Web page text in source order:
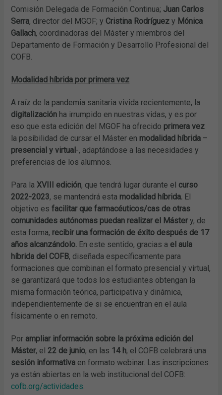
Comisión Delegada de Formación Continua; Juan Carlos
Serra, director del MGOF; y Cristina Rodríguez y Mónica
Gallach, coordinadoras del Máster y miembros del
Departamento de Formación y Desarrollo Profesional del
COFB.
Modalidad híbrida por primera vez
A raíz de la pandemia sanitaria vivida recientemente, la
digitalización ha irrumpido en nuestras vidas, y es por
eso que esta edición del MGOF ha ofrecido primera vez
la posibilidad de cursar el Máster en modalidad híbrida –
presencial y virtual -, adaptándose a las necesidades y
preferencias de los alumnos.
Para laXVIII edición, que tendrá lugar durante el curso
2022-2023, se mantendrá esta modalidad híbrida. El
objetivo esfacilitar que farmacéuticos/cas de otras
comunidades autónomas puedan realizar el Mástery, de
esta forma, recibir una formación de éxito después de 17
años alcanzándolo. En este sentido, gracias a el aula
híbrida del COFB, diseñada específicamente para
formaciones que combinan el formato presencial y virtual,
se garantizará que todos los estudiantes obtengan la
misma formación teórica, participativa y dinámica,
independientemente de si se encuentran en el aula
físicamente o en remoto.
Por ampliar información sobre la próxima edición del
Máster, el 22 de junio, en las 14 h, el COFB celebrará una
sesión informativa en formato webinar. Las inscripciones
ya están abiertas en la web institucional del COFB:
cofb.org/actividades.